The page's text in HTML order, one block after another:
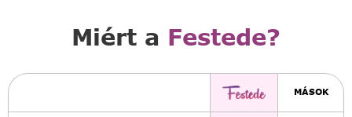
Miért a Festede?
MÁSOK